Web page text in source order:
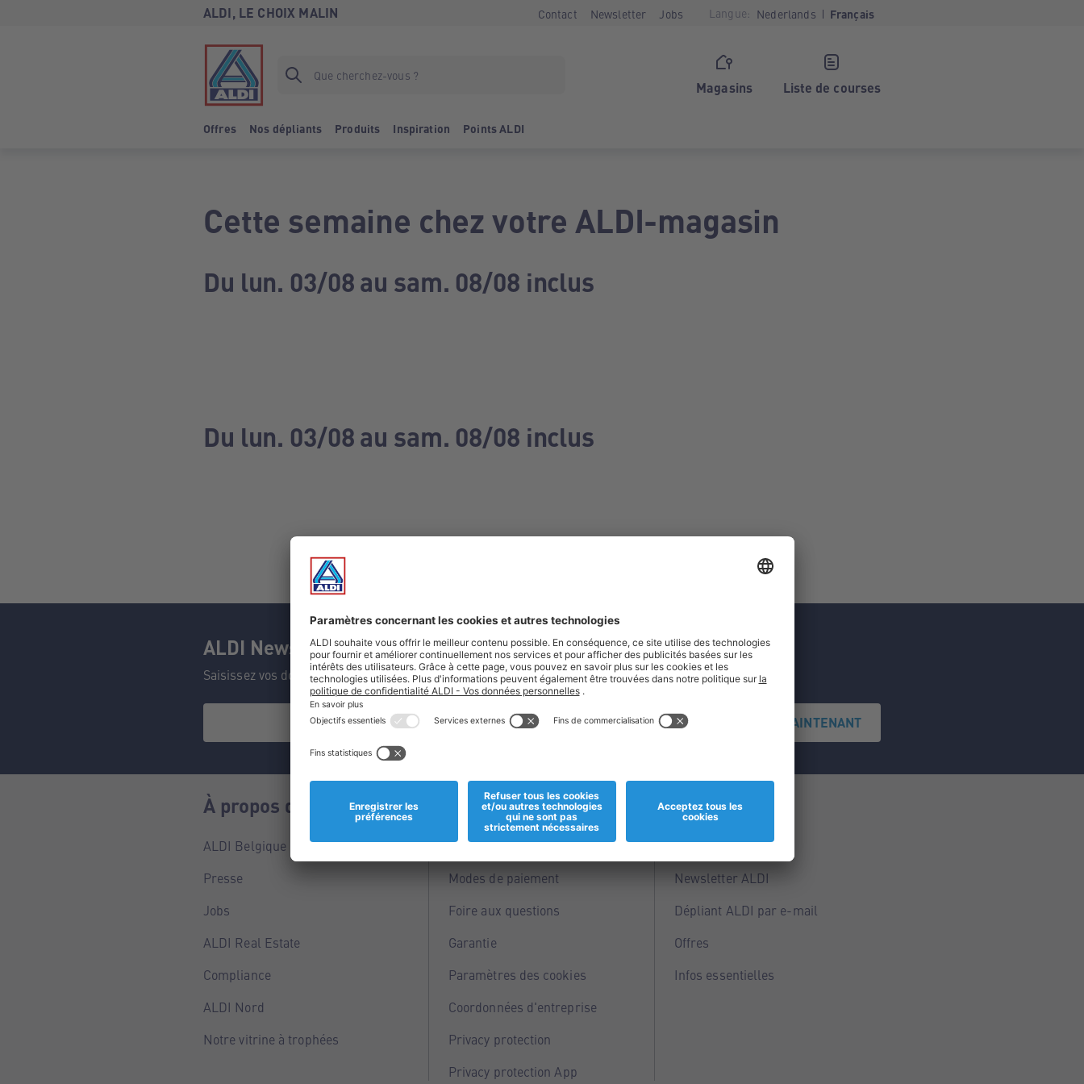
ALDI, LE CHOIX MALIN Contact Newsletter Jobs Langue: Nederlands Français
Magasins Liste de courses
Offres Nos dépliants Produits Inspiration Points ALDI
Cette semaine chez votre ALDI-magasin
Du lun. 03/08 au sam. 08/08 inclus
Du lun. 03/08 au sam. 08/08 inclus
ALDI Newsletter
Saisissez vos données et ne manquez aucune de nos offres.
S'INSCRIRE MAINTENANT
À propos de nous
ALDI Belgique
Presse
Jobs
ALDI Real Estate
Compliance
ALDI Nord
Notre vitrine à trophées
Informations
Magasins
Modes de paiement
Foire aux questions
Garantie
Paramètres des cookies
Coordonnées d'entreprise
Privacy protection
Privacy protection App
Service
Points ALDI
Newsletter ALDI
Dépliant ALDI par e-mail
Offres
Infos essentielles